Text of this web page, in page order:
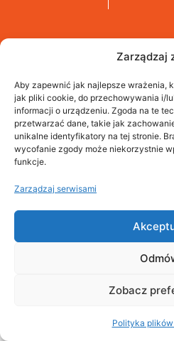
Zarządzaj
Aby zapewnić jak najlepsze wrażenia,
jak pliki cookie, do przechowywania i/
informacji o urządzeniu. Zgoda na te
przetwarzać dane, takie jak
unikalne identyfikatory na tej stronie.
wycofanie zgody może niekorzystnie
funkcje.
Zarządzaj serwisami
Zobacz
Polityka
©2026